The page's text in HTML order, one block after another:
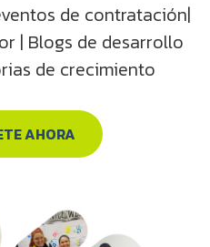
de contratación|
| Blogs de desarrollo
de crecimiento
AHORA